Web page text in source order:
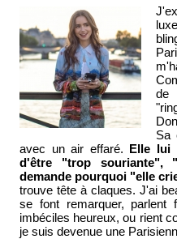
de
Sa
avec un air effaré. Elle lui
d'être "trop souriante",
demande pourquoi "elle
trouve tête à claques. J'ai
se font remarquer,
imbéciles heureux, ou rient
je suis devenue une